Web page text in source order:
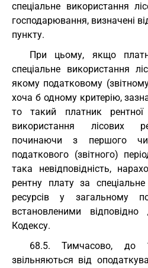
спеціальне використання
господарювання, визначені
пункту.
При цьому, якщо
спеціальне використання
якому податковому
хоча б одному критерію,
то такий платник
використання лісових
починаючи з першого
податкового (звітного)
така невідповідність,
рентну плату за
ресурсів у загальному
встановленими
Кодексу.
68.5. Тимчасово, до
звільняються від